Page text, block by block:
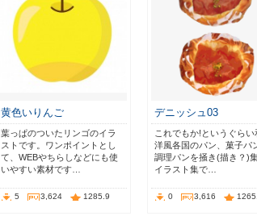
黄色いりんご
葉っぱのついたリンゴのイラ
ストです。ワンポイントとし
て、WEBやちらしなどにも使
いやすい素材です…
5 3,624 1285.9
デニッシュ03
これでもか!というぐらい
洋風各国のパン、菓子パ
調理パンを掻き(描き？)
イラスト集で…
0 3,616